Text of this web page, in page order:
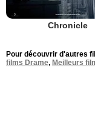
Chronicle
Pour découvrir d'autres
films Drame, Meilleurs